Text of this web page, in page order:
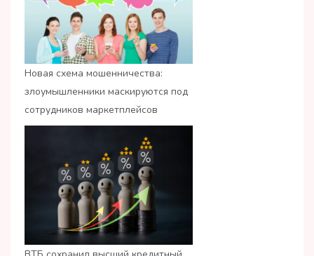
Новая схема мошенничества:
злоумышленники маскируются под
сотрудников маркетплейсов